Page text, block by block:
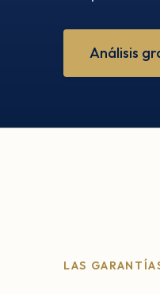
Análisis
LAS